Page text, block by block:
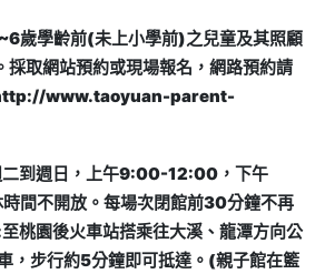
歲學齡前(未上小學前)之兒童及其照顧
取網站預約或現場報名，網路預約請
www.taoyuan-parent-
二到週日，上午9:00-12:00，下午
間不開放。每場次閉館前30分鐘不再
桃園後火車站搭乘往大溪、龍潭方向公
，步行約5分鐘即可抵達。(親子館在籃